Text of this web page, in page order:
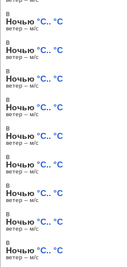
в
Ночью °C.. °C
ветер – м/c
в
Ночью °C.. °C
ветер – м/c
в
Ночью °C.. °C
ветер – м/c
в
Ночью °C.. °C
ветер – м/c
в
Ночью °C.. °C
ветер – м/c
в
Ночью °C.. °C
ветер – м/c
в
Ночью °C.. °C
ветер – м/c
в
Ночью °C.. °C
ветер – м/c
в
Ночью °C.. °C
ветер – м/c